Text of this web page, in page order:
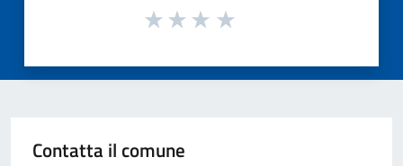
Contatta il comune